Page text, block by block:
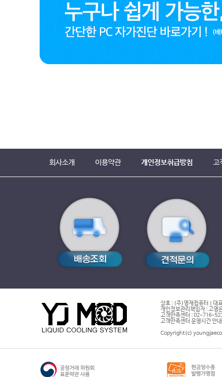
회사소개 이용약관 개인정보취급방침 고
상호 : (주)영재컴퓨터 | 대
개인정보관리책임자 : 고영
고객만족센터 : 02-716-
고객만족센터 운영시간 안
Copyright(c)